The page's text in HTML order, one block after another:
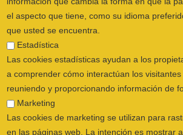
Puede dirigirse al Delegado de
Datos con carácter previo a la
una reclamación contra el
tratamiento ante la AEPD.
Las cookies de marketing se utilizan para
en las páginas web. La intención es mostrar
atractivos para el usuario individual, y por lo
para los editores y terceros anunciantes.
No clasificados
Las cookies no clasificadas son cookies para
estamos en proceso de clasificar, junto con
cookies individuales.
Salvar Preferencias